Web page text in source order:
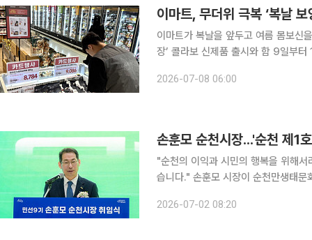
이마트, 무더위 극복 ‘복날 보
이마트가 복날을 앞두고 여름 몸보신을 위
장’ 콜라보 신제품 출시와 함 9일부
미엄 간편식 브랜드 피코크가 홍삼 전
2026-07-08 06:00
손훈모 순천시장...'순천 제1
"순천의 이익과 시민의 행복을 위해
습니다." 손훈모 시장이 순천만생태문화교육원에서 취임식을 갖고 민선 9기 순천시정의 힘찬 출발
2026-07-02 08:20